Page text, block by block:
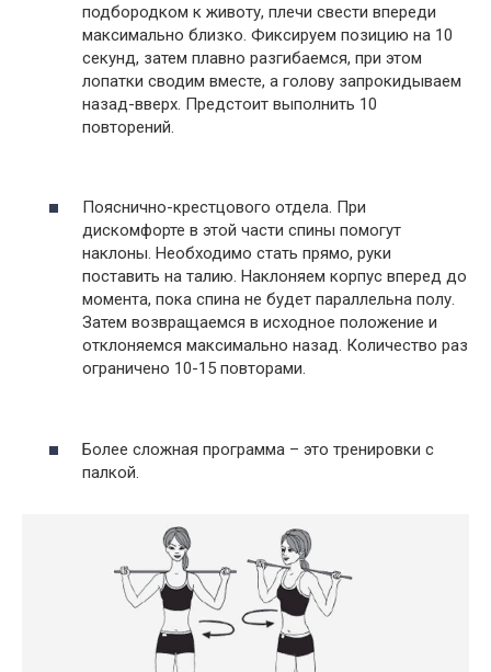
подбородком к животу, плечи свести впереди
максимально близко. Фиксируем позицию на 10
секунд, затем плавно разгибаемся, при этом
лопатки сводим вместе, а голову запрокидываем
назад-вверх. Предстоит выполнить 10
повторений.
Пояснично-крестцового отдела. При
дискомфорте в этой части спины помогут
наклоны. Необходимо стать прямо, руки
поставить на талию. Наклоняем корпус вперед до
момента, пока спина не будет параллельна полу.
Затем возвращаемся в исходное положение и
отклоняемся максимально назад. Количество раз
ограничено 10-15 повторами.
Более сложная программа – это тренировки с
палкой.